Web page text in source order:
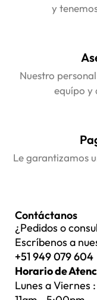
y
Nuestro
equípo y
Le garantizamos
Contáctanos
¿Pedidos o
Escríbenos a
+51 949 079 604
Horario de
Lunes a Viernes